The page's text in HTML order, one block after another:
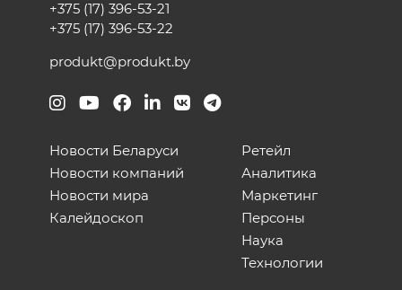
+375 (17) 396-53-21
+375 (17) 396-53-22
produkt@produkt.by
Новости Беларуси
Новости компаний
Новости мира
Калейдоскоп
Ретейл
Аналитика
Маркетинг
Персоны
Наука
Технологии